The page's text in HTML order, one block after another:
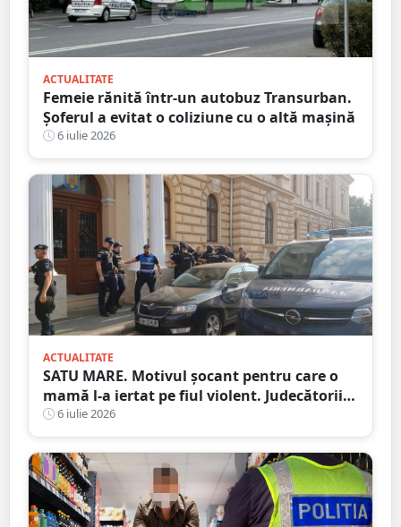
ACTUALITATE
Femeie rănită într-un autobuz Transurban.
Șoferul a evitat o coliziune cu o altă mașină
6 iulie 2026
ACTUALITATE
SATU MARE. Motivul șocant pentru care o
mamă l-a iertat pe fiul violent. Judecătorii s-
au opus
6 iulie 2026